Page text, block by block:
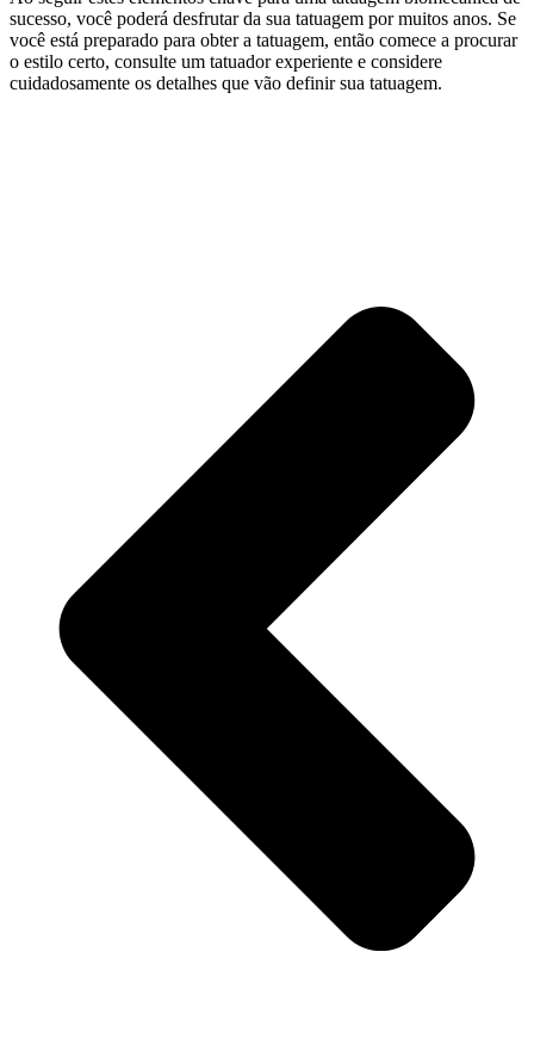
sucesso, você poderá desfrutar da sua tatuagem por muitos anos. Se
você está preparado para obter a tatuagem, então comece a procurar
o estilo certo, consulte um tatuador experiente e considere
cuidadosamente os detalhes que vão definir sua tatuagem.